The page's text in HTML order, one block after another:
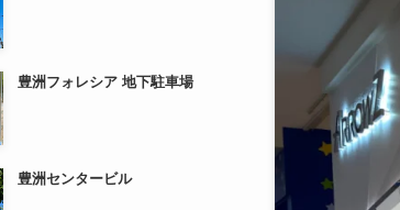
豊洲フォレシア 地下駐車場
豊洲センタービル